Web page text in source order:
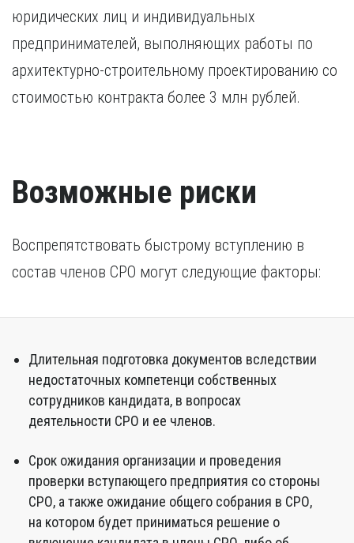
юридических лиц и индивидуальных
предпринимателей, выполняющих работы по
архитектурно-строительному проектированию со
стоимостью контракта более 3 млн рублей.
Возможные риски
Воспрепятствовать быстрому вступлению в
состав членов СРО могут следующие факторы:
Длительная подготовка документов вследствии
недостаточных компетенци собственных
сотрудников кандидата, в вопросах
деятельности СРО и ее членов.
Срок ожидания организации и проведения
проверки вступающего предприятия со стороны
СРО, а также ожидание общего собрания в СРО,
на котором будет приниматься решение о